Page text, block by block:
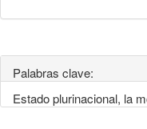
Palabras clave:
Estado plurinacional, la